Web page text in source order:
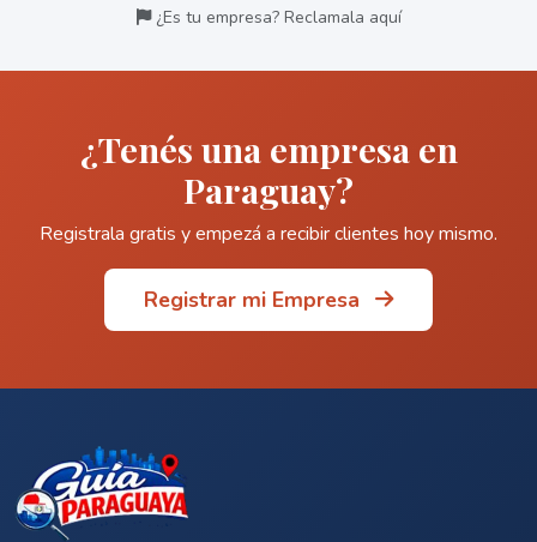
¿Es tu empresa? Reclamala aquí
¿Tenés una empresa en
Paraguay?
Registrala gratis y empezá a recibir clientes hoy mismo.
Registrar mi Empresa